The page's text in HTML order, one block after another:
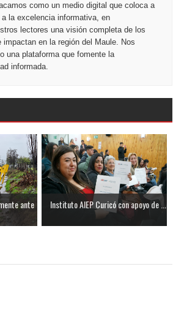
como un medio digital que coloca a
la excelencia informativa, en
lectores una visión completa de los
en la región del Maule. Nos
una plataforma que fomente la
informada.
ante
Instituto AIEP Curicó con apoyo de ...